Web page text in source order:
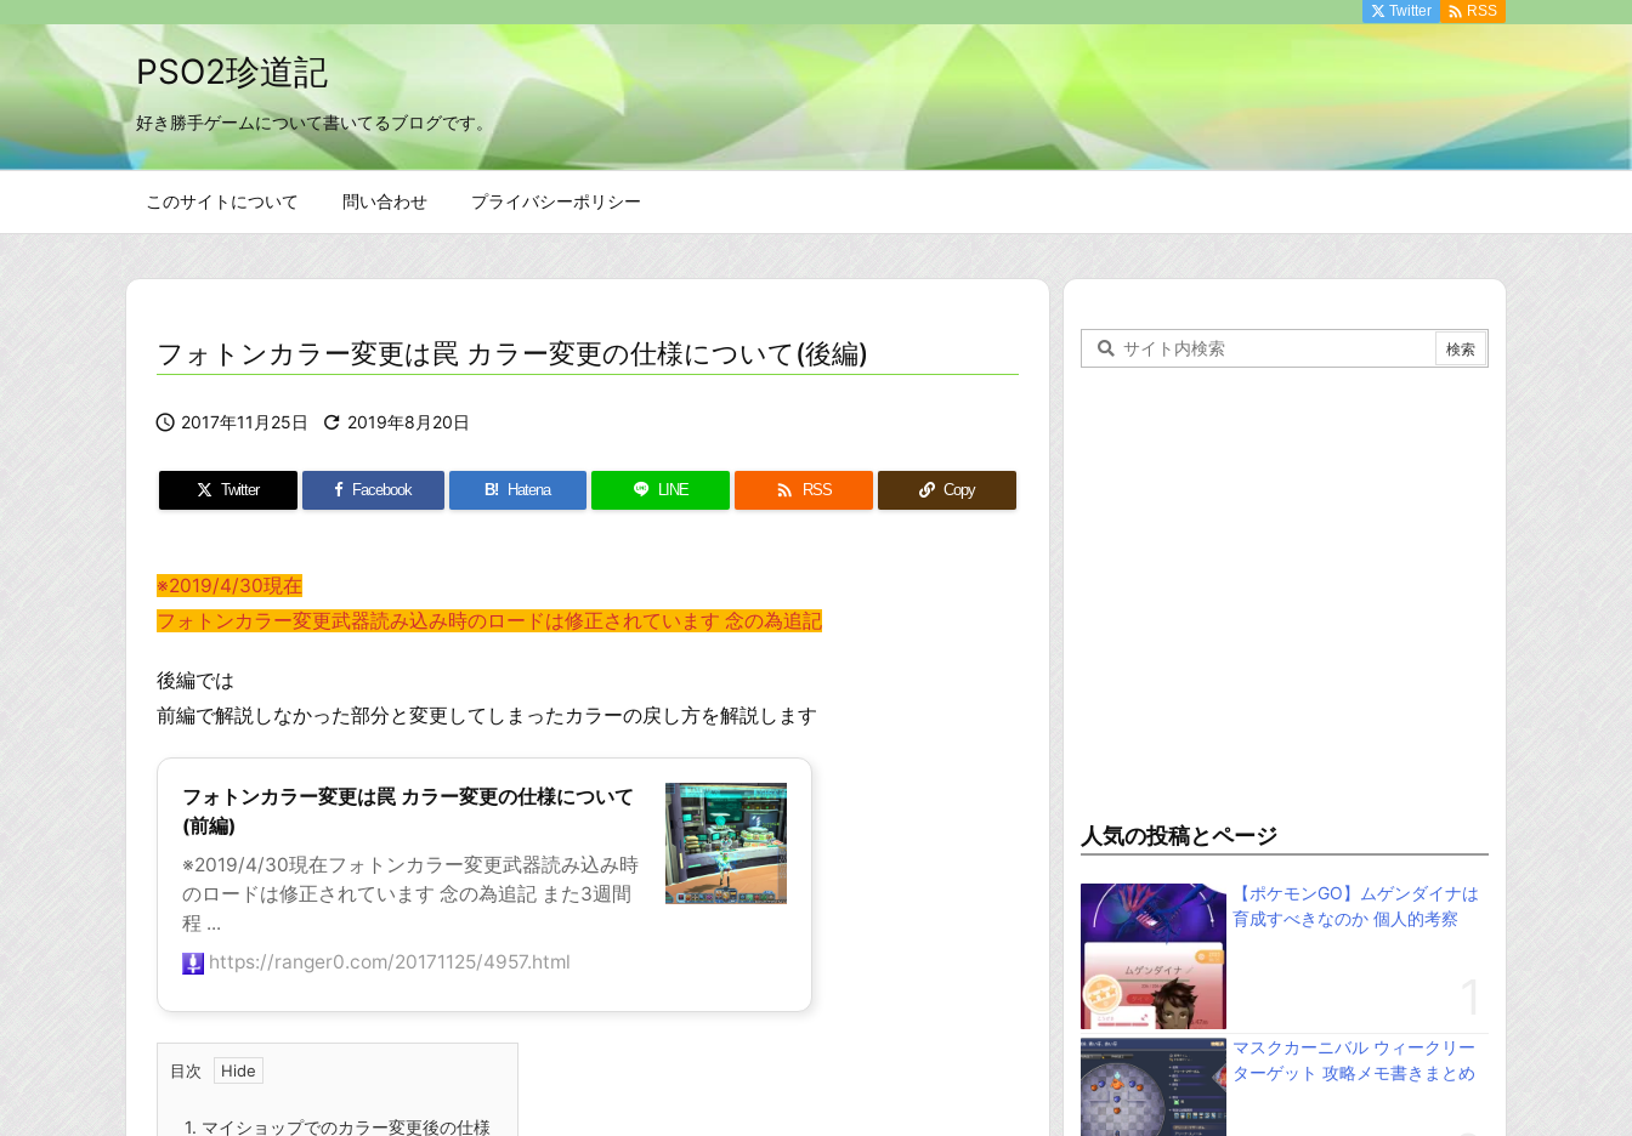
PSO2珍道記
好き勝手ゲームについて書いてるブログです。
このサイトについて 問い合わせ プライバシーポリシー
Twitter  RSS
フォトンカラー変更は罠 カラー変更の仕様について(後編)
 2017年11月25日  2019年8月20日
Twitter Facebook B! Hatena LINE  RSS Copy
※2019/4/30現在
フォトンカラー変更武器読み込み時のロードは修正されています 念の為追記
後編では
前編で解説しなかった部分と変更してしまったカラーの戻し方を解説します
フォトンカラー変更は罠 カラー変更の仕様について
(前編)
※2019/4/30現在フォトンカラー変更武器読み込み時
のロードは修正されています 念の為追記 また3週間
程 ...
https://ranger0.com/20171125/4957.html
目次
1. マイショップでのカラー変更後の仕様
人気の投稿とページ
【ポケモンGO】ムゲンダイナは
育成すべきなのか 個人的考察
マスクカーニバル ウィークリー
ターゲット 攻略メモ書きまとめ